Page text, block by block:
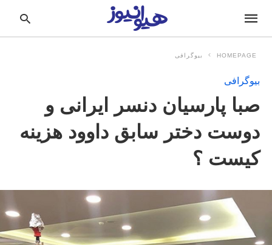
HOMEPAGE بیوگرافی
بیوگرافی
صبا پارسیان دنسر ایرانی و
دوست دختر سابق داوود هزینه
کیست ؟